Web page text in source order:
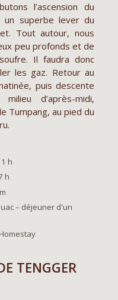
l’ascension du
un superbe lever du
Tout autour, nous
peu profonds et de
Il faudra donc
les gaz. Retour au
puis descente
d’après-midi,
Tumpang, au pied du
h
h
– déjeuner d'un
TENGGER